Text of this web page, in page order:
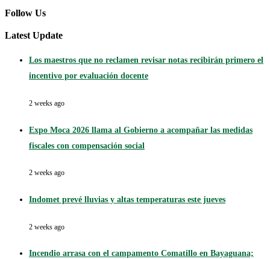
Follow Us
Latest Update
Los maestros que no reclamen revisar notas recibirán primero el
incentivo por evaluación docente
2 weeks ago
Expo Moca 2026 llama al Gobierno a acompañar las medidas
fiscales con compensación social
2 weeks ago
Indomet prevé lluvias y altas temperaturas este jueves
2 weeks ago
Incendio arrasa con el campamento Comatillo en Bayaguana;